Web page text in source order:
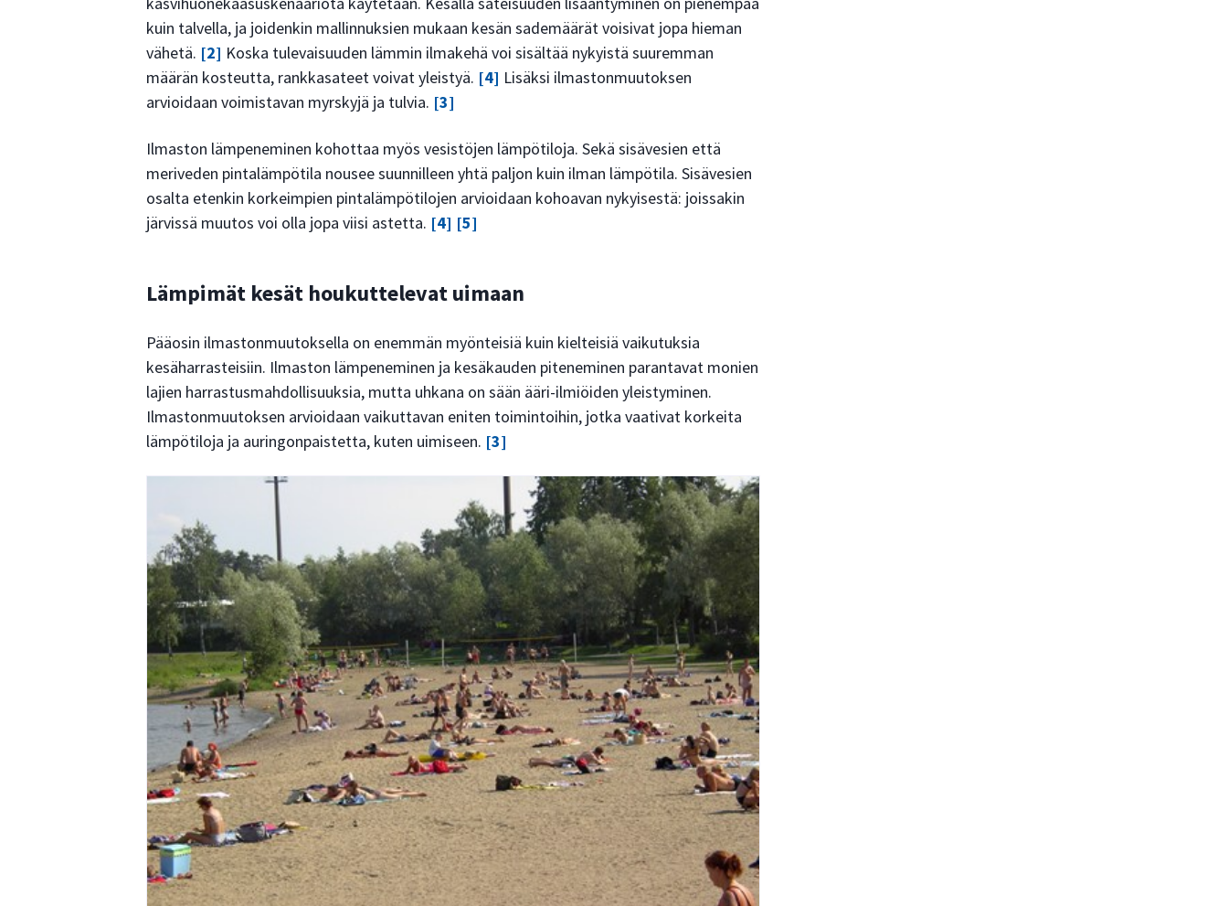
kuin talvella, ja joidenkin mallinnuksien mukaan kesän sademäärät voisivat jopa hieman
vähetä. [2] Koska tulevaisuuden lämmin ilmakehä voi sisältää nykyistä suuremman
määrän kosteutta, rankkasateet voivat yleistyä. [4] Lisäksi ilmastonmuutoksen
arvioidaan voimistavan myrskyjä ja tulvia. [3]
Ilmaston lämpeneminen kohottaa myös vesistöjen lämpötiloja. Sekä sisävesien että
meriveden pintalämpötila nousee suunnilleen yhtä paljon kuin ilman lämpötila. Sisävesien
osalta etenkin korkeimpien pintalämpötilojen arvioidaan kohoavan nykyisestä: joissakin
järvissä muutos voi olla jopa viisi astetta. [4] [5]
Lämpimät kesät houkuttelevat uimaan
Pääosin ilmastonmuutoksella on enemmän myönteisiä kuin kielteisiä vaikutuksia
kesäharrasteisiin. Ilmaston lämpeneminen ja kesäkauden piteneminen parantavat monien
lajien harrastusmahdollisuuksia, mutta uhkana on sään ääri-ilmiöiden yleistyminen.
Ilmastonmuutoksen arvioidaan vaikuttavan eniten toimintoihin, jotka vaativat korkeita
lämpötiloja ja auringonpaistetta, kuten uimiseen. [3]